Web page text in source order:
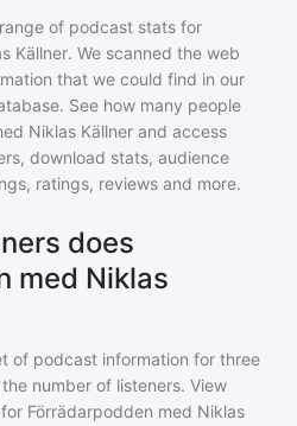
of podcast stats for
Källner. We scanned the web
that we could find in our
See how many people
Niklas Källner and access
download stats, audience
ratings, reviews and more.
does
med Niklas
of podcast information for three
number of listeners. View
Förrädarpodden med Niklas